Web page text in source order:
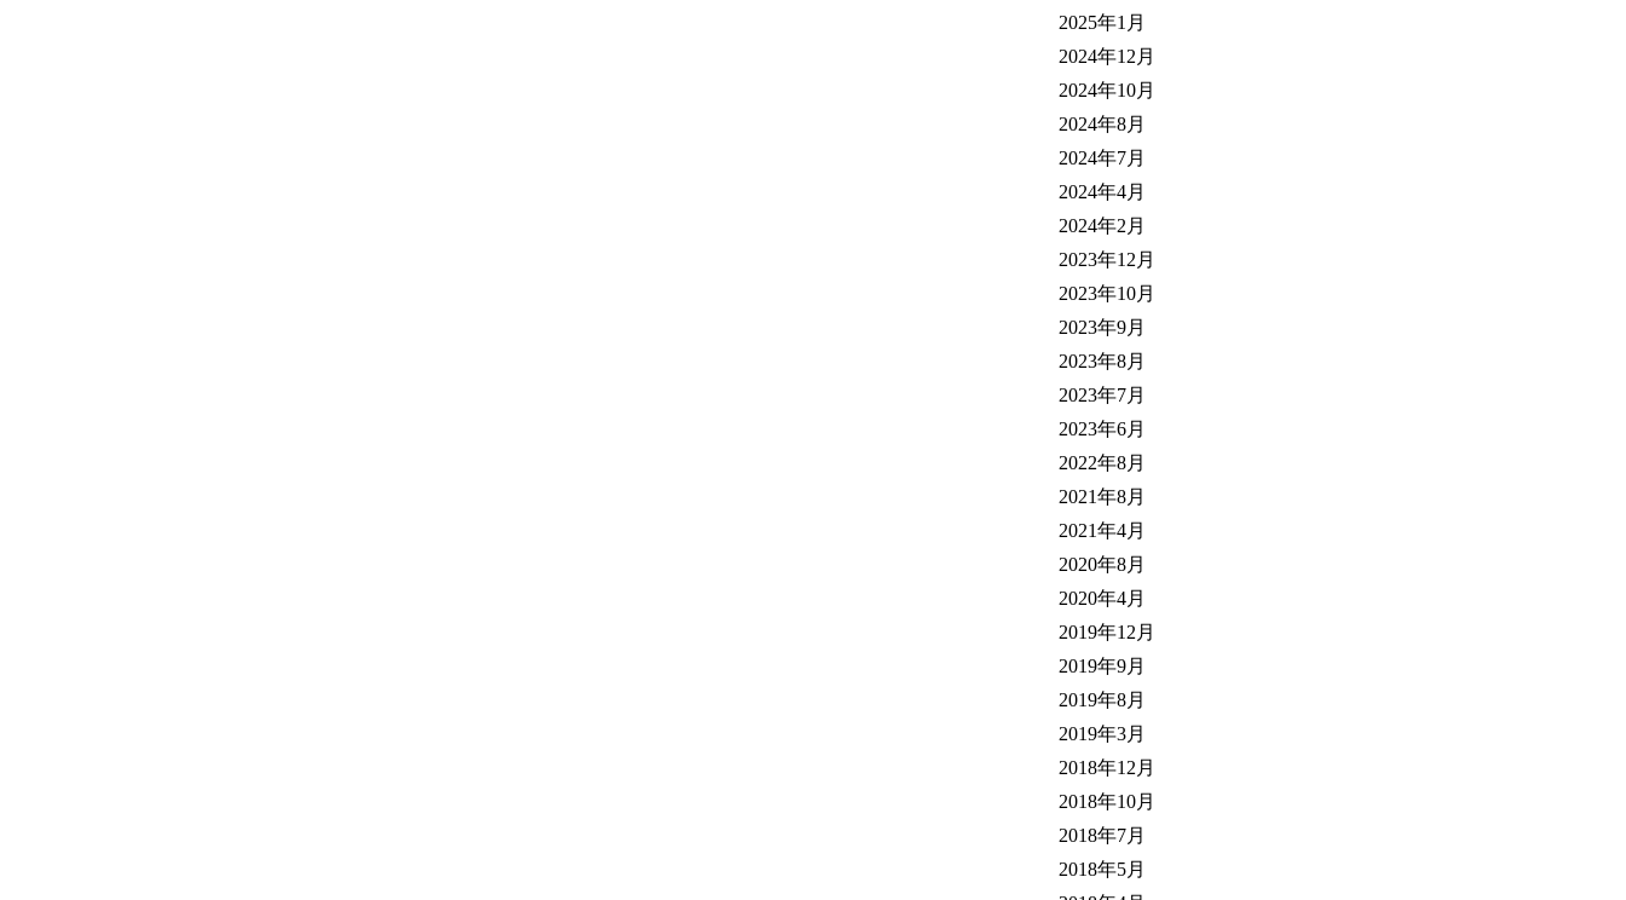
2025年1月
2024年12月
2024年10月
2024年8月
2024年7月
2024年4月
2024年2月
2023年12月
2023年10月
2023年9月
2023年8月
2023年7月
2023年6月
2022年8月
2021年8月
2021年4月
2020年8月
2020年4月
2019年12月
2019年9月
2019年8月
2019年3月
2018年12月
2018年10月
2018年7月
2018年5月